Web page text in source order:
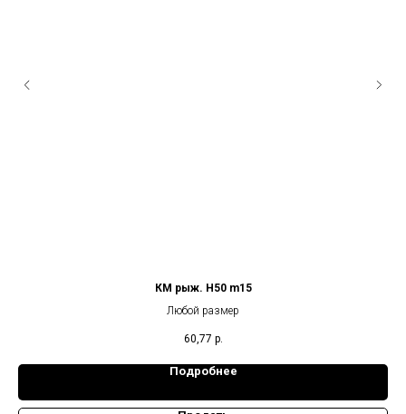
КМ рыж. Н50 m15
Любой размер
60,77 р.
Подробнее